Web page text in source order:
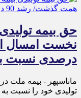
حق بیمه
درصدی نسبت
تولیدی خود را نسبت به